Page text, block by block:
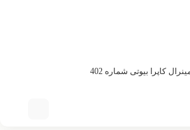
کاپرا بیوتی شماره 402